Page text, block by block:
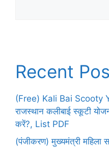
Recent
(Free) Kali Bai Scooty
राजस्थान कलीबाई स्कूटी
करें?, List PDF
(पंजीकरण) मुख्यमंत्री महिला